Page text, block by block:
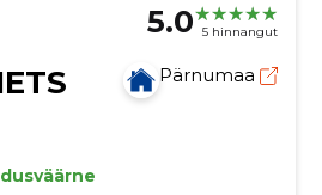
5.0 5 hinnangut
Pärnumaa